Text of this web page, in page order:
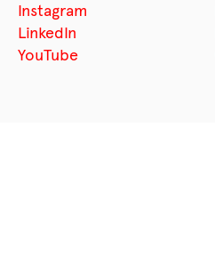
Instagram
LinkedIn
YouTube